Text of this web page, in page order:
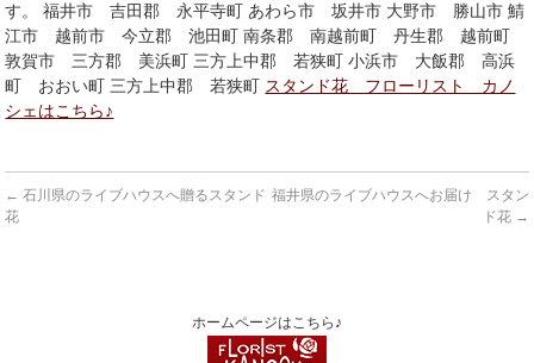
す。 福井市 吉田郡 永平寺町 あわら市 坂井市 大野市 勝山市 鯖
江市 越前市 今立郡 池田町 南条郡 南越前町 丹生郡 越前町
敦賀市 三方郡 美浜町 三方上中郡 若狭町 小浜市 大飯郡 高浜
町 おおい町 三方上中郡 若狭町 スタンド花 フローリスト カノ
シェはこちら♪
← 石川県のライブハウスへ贈るスタンド
花
福井県のライブハウスへお届け スタン
ド花 →
ホームページはこちら♪